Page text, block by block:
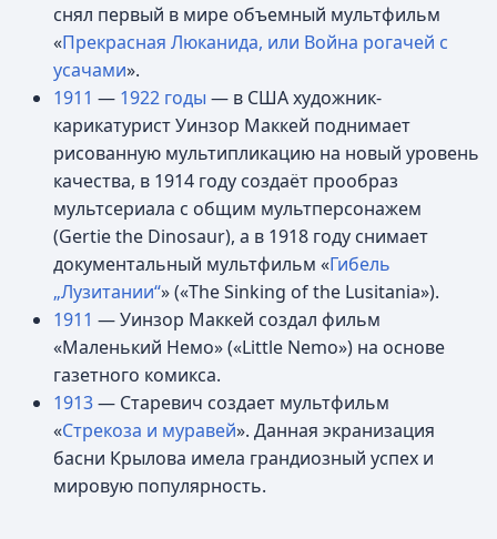
снял первый в мире объемный мультфильм
«Прекрасная Люканида, или Война рогачей с
усачами».
1911 — 1922 годы — в США художник-
карикатурист Уинзор Маккей поднимает
рисованную мультипликацию на новый уровень
качества, в 1914 году создаёт прообраз
мультсериала с общим мультперсонажем
(Gertie the Dinosaur), а в 1918 году снимает
документальный мультфильм «Гибель
„Лузитании“» («The Sinking of the Lusitania»).
1911 — Уинзор Маккей создал фильм
«Маленький Немо» («Little Nemo») на основе
газетного комикса.
1913— Старевич создает мультфильм
«Стрекоза и муравей». Данная экранизация
басни Крылова имела грандиозный успех и
мировую популярность.